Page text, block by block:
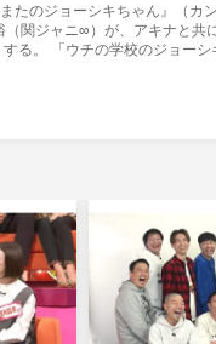
たのジョーシキちゃん』（
関ジャニ∞）が、アキナと共
る。 「ウチの学校のジョーシ